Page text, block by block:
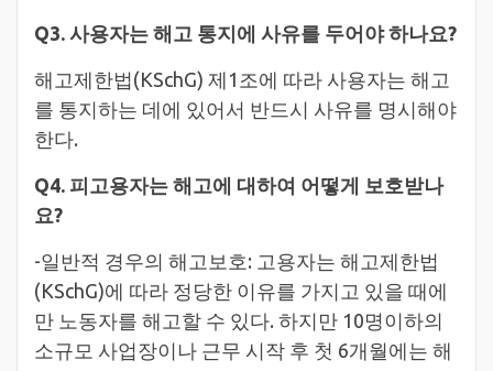
Q3. 사용자는 해고 통지에 사유를 두어야 하나요?
해고제한법(KSchG) 제1조에 따라 사용자는 해고
를 통지하는 데에 있어서 반드시 사유를 명시해야
한다.
Q4. 피고용자는 해고에 대하여 어떻게 보호받나
요?
-일반적 경우의 해고보호: 고용자는 해고제한법
(KSchG)에 따라 정당한 이유를 가지고 있을 때에
만 노동자를 해고할 수 있다. 하지만 10명이하의
소규모 사업장이나 근무 시작 후 첫 6개월에는 해